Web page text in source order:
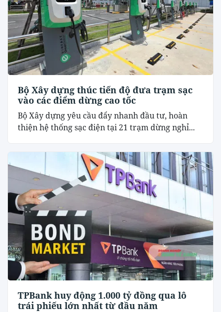
Bộ Xây dựng thúc tiến độ đưa trạm sạc
vào các điểm dừng cao tốc
Bộ Xây dựng yêu cầu đẩy nhanh đầu tư, hoàn
thiện hệ thống sạc điện tại 21 trạm dừng nghỉ...
TPBank huy động 1.000 tỷ đồng qua lô
trái phiếu lớn nhất từ đầu năm